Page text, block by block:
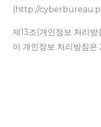
(http://
제13조(개인정보 처리방
이 개인정보 처리방침은